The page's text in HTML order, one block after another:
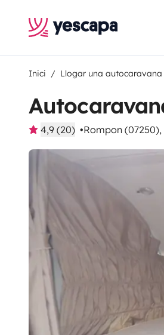
Inici Llogar una autocaravana
4,9 (20) Rompon (07250),